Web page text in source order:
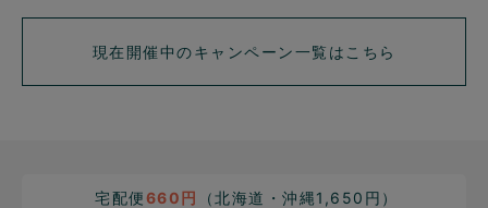
現在開催中のキャンペーン一覧はこちら
宅配便660円
（北海道・沖縄1,650円）